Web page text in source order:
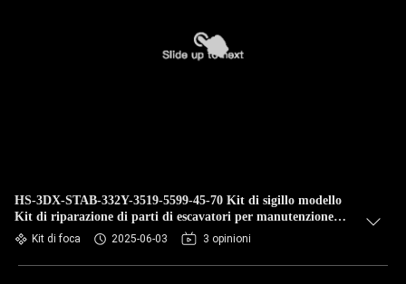
HS-3DX-STAB-332Y-3519-5599-45-70 Kit di sigillo modello
Kit di riparazione di parti di escavatori per manutenzione
industriale
Kit di foca 2025-06-03 3 opinioni